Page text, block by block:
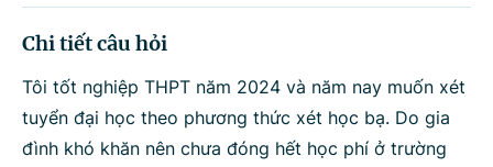
Lĩnh vực
Chi tiết câu hỏi
Tôi tốt nghiệp THPT năm 2024 và năm nay muốn xét
tuyển đại học theo phương thức xét học bạ. Do gia
đình khó khăn nên chưa đóng hết học phí ở trường